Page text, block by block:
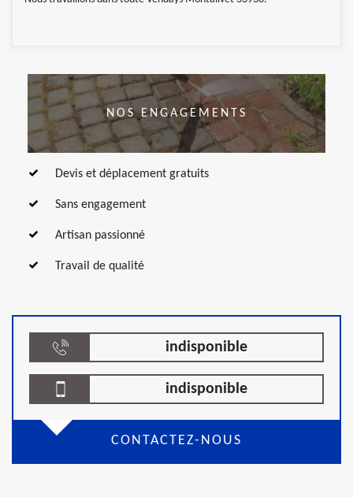
NOS ENGAGEMENTS
Devis et déplacement gratuits
Sans engagement
Artisan passionné
Travail de qualité
indisponible
indisponible
CONTACTEZ-NOUS